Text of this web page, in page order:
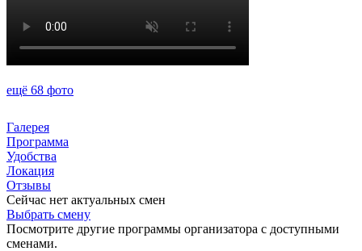
ещё 68 фото
Галерея
Программа
Удобства
Локация
Отзывы
Сейчас нет актуальных смен
Выбрать смену
Посмотрите другие программы организатора с доступными
сменами.